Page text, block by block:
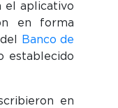
el aplicativo
en forma
Banco de
establecido
en